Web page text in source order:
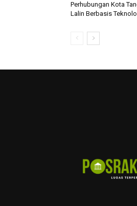
Perhubungan Kota
Lalin Berbasis